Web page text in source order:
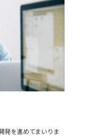
発を進めてまいりま